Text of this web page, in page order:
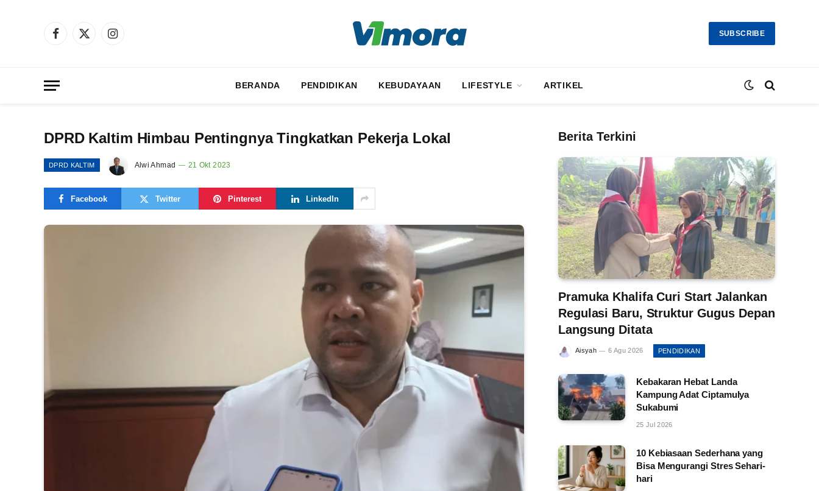
Facebook
X
Instagram
SUBSCRIBE
BERANDA PENDIDIKAN KEBUDAYAAN LIFESTYLE ARTIKEL
DPRD Kaltim Himbau Pentingnya Tingkatkan Pekerja Lokal
DPRD KALTIM Alwi Ahmad 21 Okt 2023
Facebook Twitter Pinterest LinkedIn
Berita Terkini
Pramuka Khalifa Curi Start Jalankan
Regulasi Baru, Struktur Gugus Depan
Langsung Ditata
Aisyah 6 Agu 2026 PENDIDIKAN
Kebakaran Hebat Landa
Kampung Adat Ciptamulya
Sukabumi
25 Jul 2026
10 Kebiasaan Sederhana yang
Bisa Mengurangi Stres Sehari-
hari